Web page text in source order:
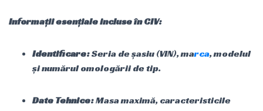
Informații esențiale incluse în CIV:
Identificare:Seria de șasiu (VIN), marca, modelul
și numărul omologării de tip.
Date Tehnice:Masa maximă, caracteristicile